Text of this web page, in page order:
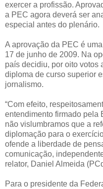
exercer a profissão.
a PEC agora deverá ser
especial antes do plenário.
A aprovação da PEC é
17 de junho de 2009. Na
país decidiu, por oito votos
diploma de curso superior
jornalismo.
“Com efeito,
entendimento firmado pela
não vislumbramos que a
diplomação para o
ofende a liberdade de
comunicação,
relator, Daniel Almeida
Para o presidente da